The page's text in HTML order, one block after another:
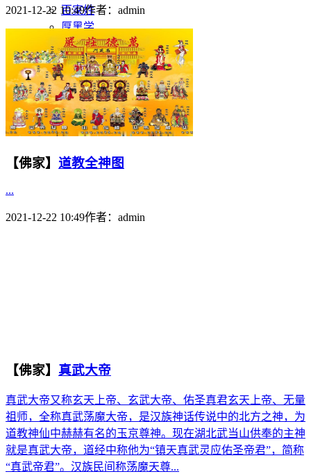
百家姓
厚黑学
生肖运程
在线投稿
联系我们
2021-12-22 10:49作者： admin
【佛家】 道教全神图
...
2021-12-22 10:49作者： admin
【佛家】 真武大帝
真武大帝又称玄天上帝、玄武大帝、佑圣真君玄天上帝、无量
祖师，全称真武荡魔大帝，是汉族神话传说中的北方之神，为
道教神仙中赫赫有名的玉京尊神。现在湖北武当山供奉的主神
就是真武大帝，道经中称他为“镇天真武灵应佑圣帝君”，简称
“真武帝君”。汉族民间称荡魔天尊...